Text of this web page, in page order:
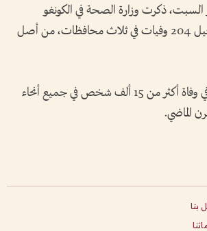
ذكرت وزارة الصحة في الكونغو
الديموقراطية أنه تم تسجيل 204 وفيات في ثلاث محافظات، من أصل
وتسبب فيروس إيبولا في وفاة أكثر من 15 ألف شخص في جميع أنحاء
الماضي.
بنا